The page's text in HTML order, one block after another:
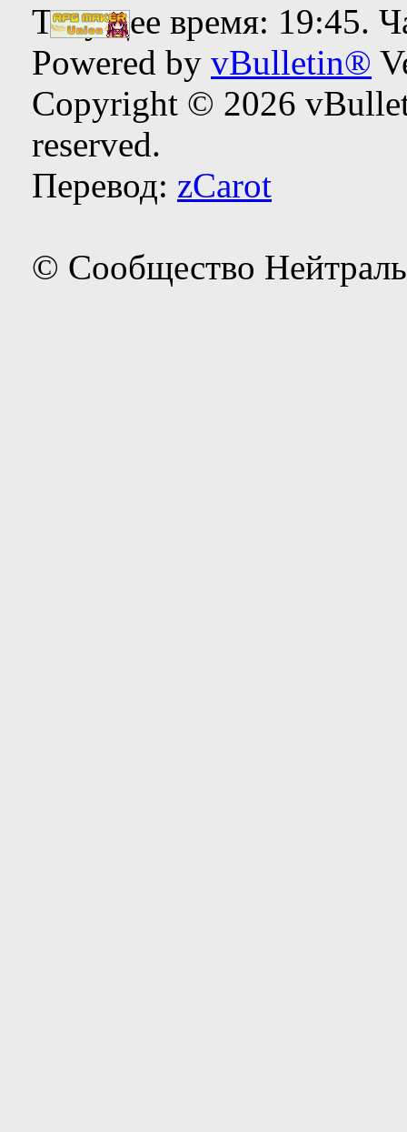
Текущее время: 19:45.
Powered by vBulletin®
Copyright © 2026
reserved.
Перевод: zCarot
© Сообщество